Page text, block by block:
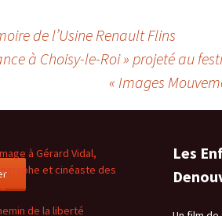
de l’Usine Renault Flins
à Choisy-le-Roi » projeté au
« Images
à Gérard Vidal,
et cinéaste des
de la liberté
Les